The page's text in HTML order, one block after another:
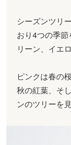
シーズンツリ
おり4つの季
リーン、イエ
ピンクは春の
秋の紅葉、そ
ンのツリーを